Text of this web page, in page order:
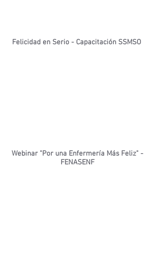
Felicidad en Serio - Capacitación SSMSO
Webinar "Por una Enfermería Más Feliz" -
FENASENF